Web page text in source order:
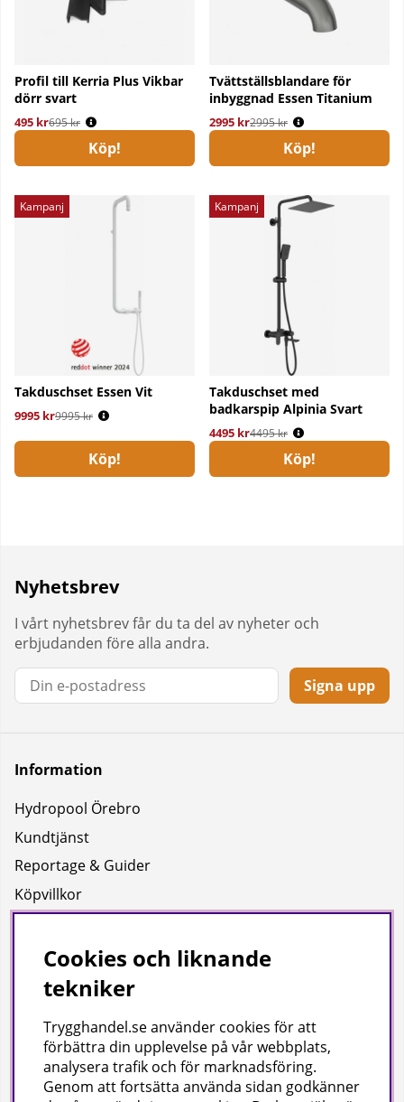
Profil till Kerria Plus Vikbar
dörr svart
495 kr
Ordinarie pris:
695 kr
Köp!
Tvättställsblandare för
inbyggnad Essen Titanium
2995 kr
Ordinarie pris:
2995 kr
Köp!
Kampanj
Takduschset Essen Vit
9995 kr
Ordinarie pris:
9995 kr
Köp!
Kampanj
Takduschset med
badkarspip Alpinia Svart
4495 kr
Ordinarie pris:
4495 kr
Köp!
Nyhetsbrev
I vårt nyhetsbrev får du ta del av nyheter och
erbjudanden före alla andra.
Signa upp
Information
Hydropool Örebro
Kundtjänst
Reportage & Guider
Köpvillkor
Uppgifter för leverans
Om oss
Företagsinformation / hitta till oss
Gilla oss på facebook!
Cookies och liknande
tekniker
Trygghandel.se använder cookies för att
förbättra din upplevelse på vår webbplats,
analysera trafik och för marknadsföring.
Genom att fortsätta använda sidan godkänner